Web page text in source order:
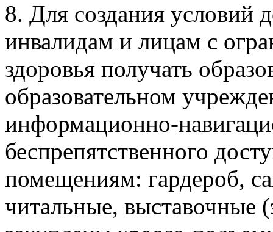
8. Для создания условий
инвалидам и лицам с
здоровья получать
образовательном
информационно-
беспрепятственного
помещениям: гардероб,
читальные, выставочные